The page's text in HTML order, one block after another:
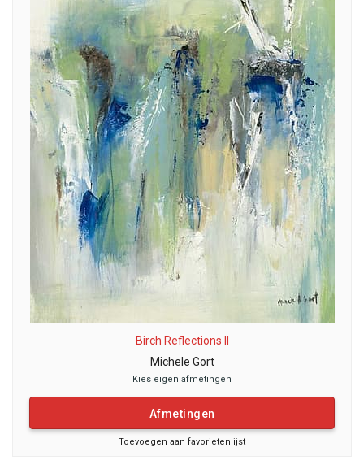
Birch Reflections II
Michele Gort
Kies eigen afmetingen
Afmetingen
Toevoegen aan favorietenlijst